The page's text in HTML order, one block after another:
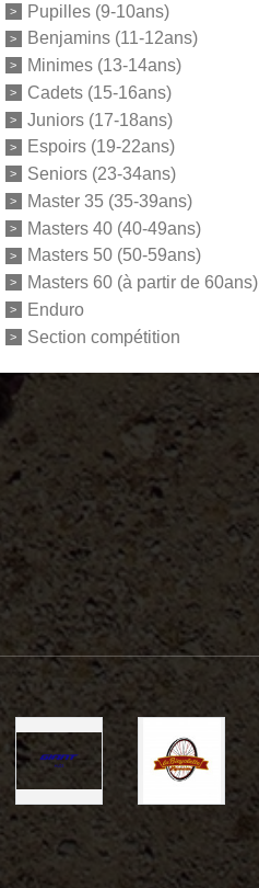
Pupilles (9-10ans)
Benjamins (11-12ans)
Minimes (13-14ans)
Cadets (15-16ans)
Juniors (17-18ans)
Espoirs (19-22ans)
Seniors (23-34ans)
Master 35 (35-39ans)
Masters 40 (40-49ans)
Masters 50 (50-59ans)
Masters 60 (à partir de 60ans)
Enduro
Section compétition